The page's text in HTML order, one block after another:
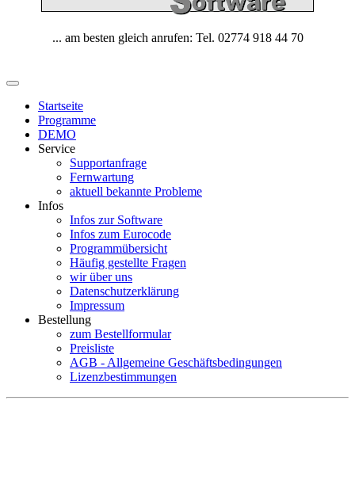
... am besten gleich anrufen: Tel. 02774 918 44 70
Startseite
Programme
DEMO
Service
Supportanfrage
Fernwartung
aktuell bekannte Probleme
Infos
Infos zur Software
Infos zum Eurocode
Programmübersicht
Häufig gestellte Fragen
wir über uns
Datenschutzerklärung
Impressum
Bestellung
zum Bestellformular
Preisliste
AGB - Allgemeine Geschäftsbedingungen
Lizenzbestimmungen